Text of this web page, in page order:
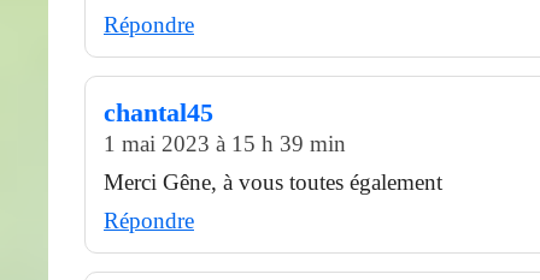
Répondre
chantal45
1 mai 2023 à 15 h 39 min
Merci Gêne, à vous toutes également
Répondre